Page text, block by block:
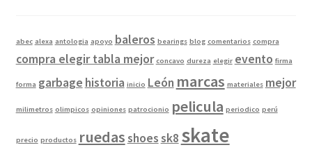
abec alexa antologia apoyo baleros bearings blog comentarios compra
compra elegir tabla mejor concavo dureza elegir evento firma
forma garbage historia inicio León marcas materiales mejor
milimetros olimpicos opiniones patrocionio pelicula periodico perú
precio productos ruedasshoessk8 skate